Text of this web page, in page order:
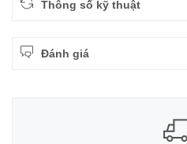
Thông số kỹ thuật
Đánh giá